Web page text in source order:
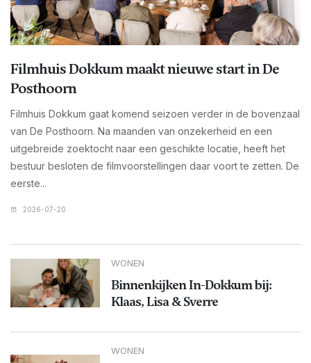
Filmhuis Dokkum maakt nieuwe start in De
Posthoorn
Filmhuis Dokkum gaat komend seizoen verder in de bovenzaal
van De Posthoorn. Na maanden van onzekerheid en een
uitgebreide zoektocht naar een geschikte locatie, heeft het
bestuur besloten de filmvoorstellingen daar voort te zetten. De
eerste...
2026-07-20
WONEN
Binnenkijken In-Dokkum bij:
Klaas, Lisa & Sverre
WONEN